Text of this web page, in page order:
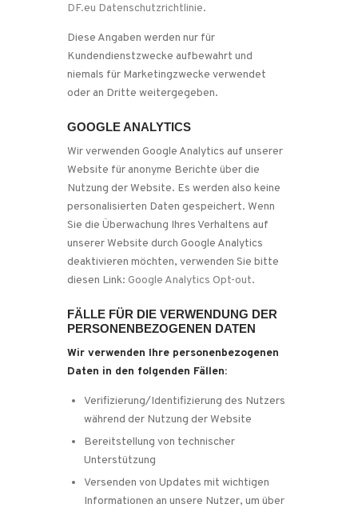
DF.eu Datenschutzrichtlinie.
Diese Angaben werden nur für
Kundendienstzwecke aufbewahrt und
niemals für Marketingzwecke verwendet
oder an Dritte weitergegeben.
GOOGLE ANALYTICS
Wir verwenden Google Analytics auf unserer
Website für anonyme Berichte über die
Nutzung der Website. Es werden also keine
personalisierten Daten gespeichert. Wenn
Sie die Überwachung Ihres Verhaltens auf
unserer Website durch Google Analytics
deaktivieren möchten, verwenden Sie bitte
diesen Link: Google Analytics Opt-out.
FÄLLE FÜR DIE VERWENDUNG DER
PERSONENBEZOGENEN DATEN
Wir verwenden Ihre personenbezogenen
Daten in den folgenden Fällen:
Verifizierung/Identifizierung des Nutzers
während der Nutzung der Website
Bereitstellung von technischer
Unterstützung
Versenden von Updates mit wichtigen
Informationen an unsere Nutzer, um über